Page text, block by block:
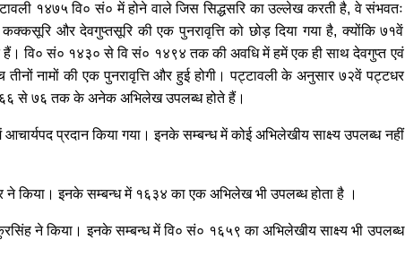
१४७५ वि० सं० में होने वाले जिस सिद्धसरि का उल्लेख करती है, वे संभवतः
और देवगुप्तसूरि की एक पुनरावृत्ति को छोड़ दिया गया है, क्योंकि ७१वें
वि० सं० १४३० से वि सं० १४९४ तक की अवधि में हमें एक ही साथ देवगुप्त एवं
नामों की एक पुनरावृत्ति और हुई होगी। पट्टावली के अनुसार ७२वें पट्टधर
से ७६ तक के अनेक अभिलेख उपलब्ध होते हैं।
प्रदान किया गया। इनके सम्बन्ध में कोई अभिलेखीय साक्ष्य उपलब्ध नहीं
ने किया। इनके सम्बन्ध में १६३४ का एक अभिलेख भी उपलब्ध होता है ।
ने किया। इनके सम्बन्ध में वि० सं० १६५९ का अभिलेखीय साक्ष्य भी उपलब्ध